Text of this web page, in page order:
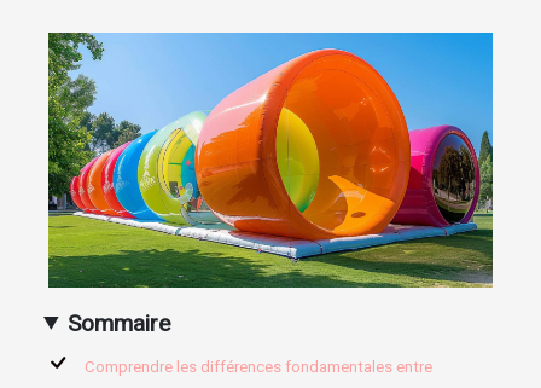
Sommaire
Comprendre les différences fondamentales entre